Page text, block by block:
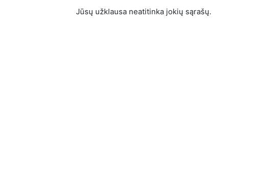
Jūsų užklausa neatitinka jokių sąrašų.